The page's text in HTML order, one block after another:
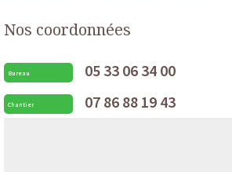
Nos coordonnées
Bureau 05 33 06 34 00
Chantier 07 86 88 19 43